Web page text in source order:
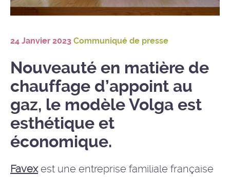
24 Janvier 2023 Communiqué de presse
Nouveauté en matière de
chauffage d’appoint au
gaz, le modèle Volga est
esthétique et
économique.
Favexest une entreprise familiale française